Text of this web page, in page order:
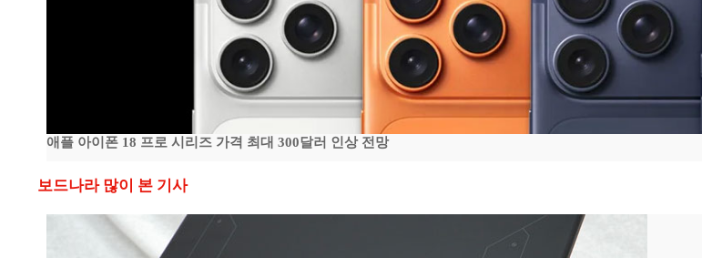
애플 아이폰 18 프로 시리즈 가격 최대 300달러 인상 전망
보드나라 많이 본 기사